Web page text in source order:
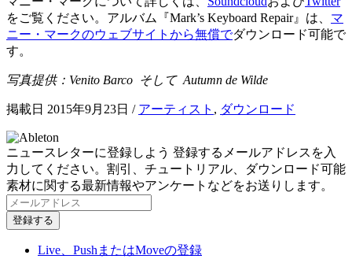
をご覧ください。アルバム『Mark’s Keyboard Repair』は、 マ
ニー・マークのウェブサイトから無償でダウンロード可能で
す。
写真提供：Venito Barco そして Autumn de Wilde
掲載日 2015年9月23日 / アーティスト , ダウンロード
ニュースレターに登録しよう 登録するメールアドレスを入
力してください。割引、チュートリアル、ダウンロード可能
素材に関する最新情報やアンケートなどをお送りします。
Live、PushまたはMoveの登録